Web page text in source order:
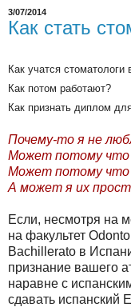
3/07/2014
Как стать
Как учатся
Как потом работают?
Как признать диплом
Почему-то я не
Может потому что
Может потому что
А может я их
Если, несмотря на
на факультет
Bachillerato в
признание вашего
наравне с
сдавать испанский